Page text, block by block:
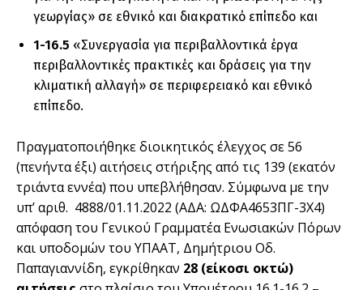
γεωργίας» σε εθνικό και διακρατικό επίπεδο και
1-16.5 «Συνεργασία για περιβαλλοντικά έργα
περιβαλλοντικές πρακτικές και δράσεις για την
κλιματική αλλαγή» σε περιφερειακό και εθνικό
επίπεδο.
Πραγματοποιήθηκε διοικητικός έλεγχος σε 56
(πενήντα έξι) αιτήσεις στήριξης από τις 139 (εκατόν
τριάντα εννέα) που υπεβλήθησαν. Σύμφωνα με την
υπ’ αριθ. 4888/01.11.2022 (ΑΔΑ: ΩΔΦΑ4653ΠΓ-3Χ4)
απόφαση του Γενικού Γραμματέα Ενωσιακών Πόρων
και υποδομών του ΥΠΑΑΤ, Δημήτριου Οδ.
Παπαγιαννίδη, εγκρίθηκαν 28 (είκοσι οκτώ)